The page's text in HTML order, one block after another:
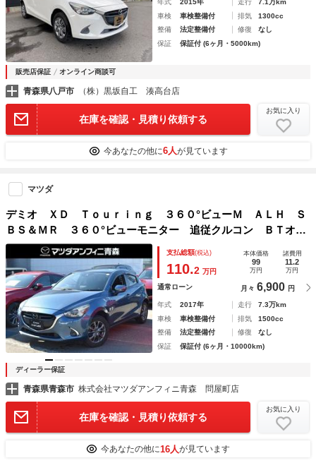
年式 2015年 走行
7.1万km
車検
車検整備付 排気
1300cc
整備
法定整備付 修復
なし
保証
保証付 (6ヶ月・5000km)
販売店保証 オンライン商談可
青森県八戸市 （株）黒坂自工 湊高台店
在庫を確認・見積り依頼する
お気に入り
今あなたの他に6人が見ています
マツダ
デミオ ＸＤ Ｔｏｕｒｉｎｇ ３６０°ビューＭ ＡＬＨ Ｓ
ＢＳ＆ＭＲ ３６０°ビューモニター 追従クルコン ＢＴオー
ディオ イモビライザー Ｂカメラ サイドエアバッグ ＤＳ
Ｃ ナビＴＶ ＡＵＸ ＤＶＤ再生機能 アドバンスドキー
ＡＢＳ エアバッグ 衝突安全ボディ ＵＳＢ
支払総額(税込)
110.2 万円
本体価格
99
万円
諸費用
11.2
万円
通常ローン 月々 6,900 円
年式 2017年 走行
7.3万km
車検
車検整備付 排気
1500cc
整備
法定整備付 修復
なし
保証
保証付 (6ヶ月・10000km)
ディーラー保証
青森県青森市 株式会社マツダアンフィニ青森 問屋町店
在庫を確認・見積り依頼する
お気に入り
今あなたの他に16人が見ています